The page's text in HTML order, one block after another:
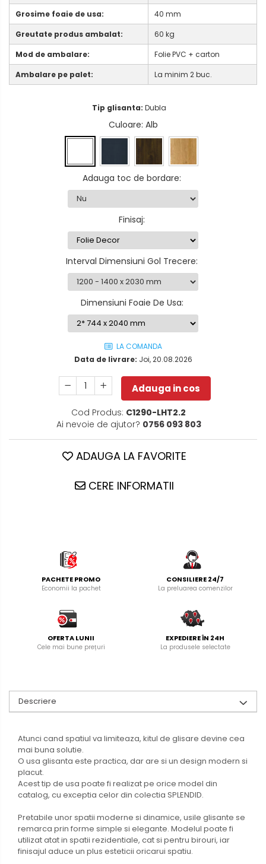
Grosime foaie de usa:
40 mm
Greutate produs ambalat:
60 kg
Mod de ambalare:
Folie PVC + carton
Ambalare pe palet:
La minim 2 buc.
Tip glisanta: Dubla
Culoare: Alb
Adauga toc de bordare:
Finisaj:
Interval Dimensiuni Gol Trecere:
Dimensiuni Foaie De Usa:
LA COMANDA
Data de livrare: Joi, 20.08.2026
Adauga in cos
Cod Produs: C1290-LHT2.2
Ai nevoie de ajutor? 0756 093 803
ADAUGA LA FAVORITE
CERE INFORMATII
PACHETE PROMO
Economii la pachet
CONSILIERE 24/7
La preluarea comenzilor
OFERTA LUNII
Cele mai bune prețuri
EXPEDIERE ÎN 24H
La produsele selectate
Descriere
Atunci cand spatiul va limiteaza, kitul de glisare devine cea
mai buna solutie.
O usa glisanta este practica, dar are si un design modern si
placut.
Acest tip de usa poate fi realizat pe orice model din
catalog, cu exceptia celor din colectia SPLENDID.
Pretabile unor spatii moderne si dinamice, usile glisante se
remarca prin forme simple si elegante. Modelul poate fi
utilizat atat in spatii rezidentiale, cat si pentru birouri, iar
finisajul aduce un plus esteticii oricarui spatiu.